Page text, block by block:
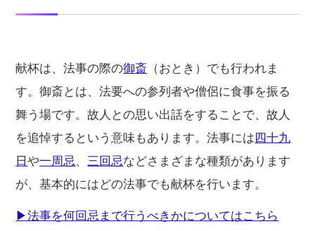
献杯は、法事の際の御斎 （おとき）でも行われま
す。御斎とは、法要への参列者や僧侶に食事を振る
舞う場です。故人との思い出話をすることで、故人
を追悼するという意味もあります。法事には四十九
日や一周忌、三回忌などさまざまな種類があります
が、基本的にはどの法事でも献杯を行います。
▶法事を何回忌まで行うべきかについてはこちら